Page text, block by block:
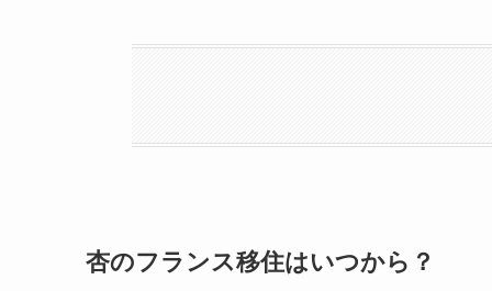
杏のフランス移住はいつから？